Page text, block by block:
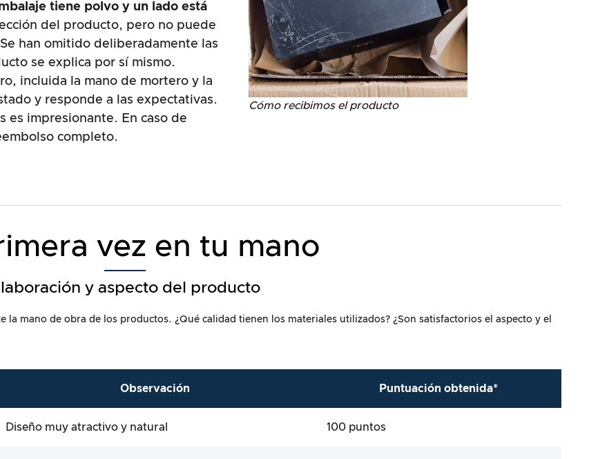
tiene polvo y un lado está
del producto, pero no puede
han omitido deliberadamente las
se explica por sí mismo.
incluida la mano de mortero y la
y responde a las expectativas.
es impresionante. En caso de
completo.
Cómo recibimos el producto
vez en tu mano
y aspecto del producto
la mano de obra de los productos. ¿Qué calidad tienen los materiales utilizados? ¿Son satisfactorios el aspecto y el
Observación Puntuación obtenida*
Diseño muy atractivo y natural 100 puntos